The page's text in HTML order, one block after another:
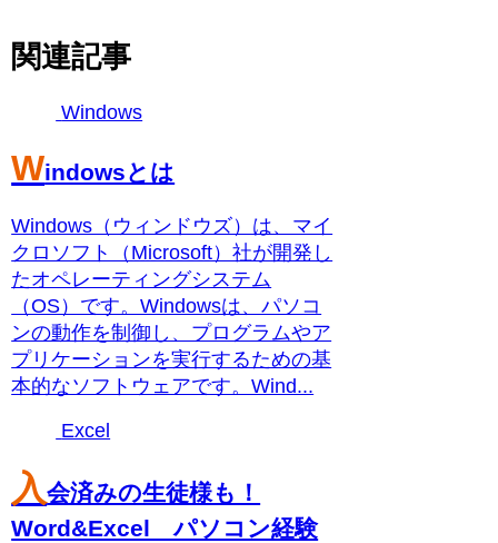
関連記事
Windows
Windowsとは
Windows（ウィンドウズ）は、マイ
クロソフト（Microsoft）社が開発し
たオペレーティングシステム
（OS）です。Windowsは、パソコ
ンの動作を制御し、プログラムやア
プリケーションを実行するための基
本的なソフトウェアです。Wind...
Excel
入会済みの生徒様も！
Word&Excel パソコン経験